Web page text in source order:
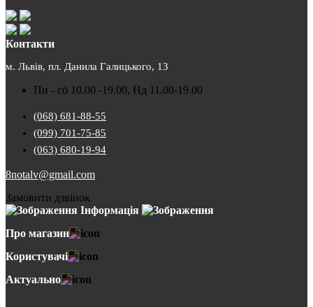
Контакти
м. Львів, пл. Данила Галицького, 13
Пн - сб 10.00 -19.00, Нд 11.00-19.00
(068) 681-88-55
(099) 701-75-85
(063) 680-19-94
8notalv@gmail.com
Замовити дзвінок
Інформація
Про магазин
Користувачі
Актуально